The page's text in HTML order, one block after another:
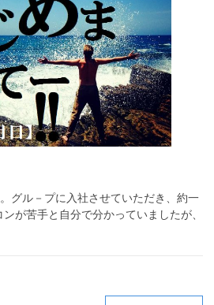
グル－プに入社させていただき、約一
が苦手と自分で分かっていましたが、